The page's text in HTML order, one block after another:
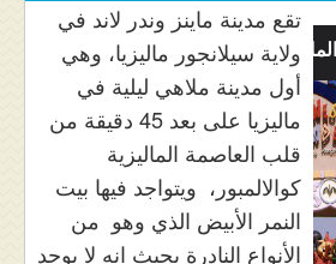
تقع مدينة ماينز وندر لاند في
ولاية سيلانجور ماليزيا، وهي
أول مدينة ملاهي ليلية في
ماليزيا على بعد 45 دقيقة من
قلب العاصمة الماليزية
كوالالمبور، ويتواجد فيها بيت
النمر الأبيض الذي وهو من
الأنواع النادرة بحيث انه لا يوجد